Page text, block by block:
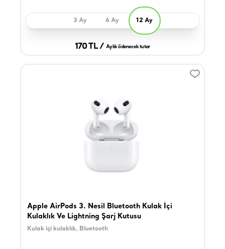
3 Ay 6 Ay 12 Ay
170 TL / Aylık ödenecek tutar
Apple AirPods 3. Nesil Bluetooth Kulak İçi
Kulaklık Ve Lightning Şarj Kutusu
Kulak içi kulaklık, Bluetooth